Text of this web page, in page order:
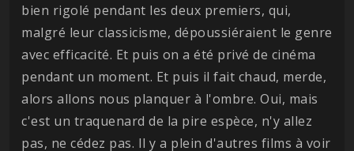
bien rigolé pendant les deux premiers, qui,
malgré leur classicisme, dépoussiéraient le genre
avec efficacité. Et puis on a été privé de cinéma
pendant un moment. Et puis il fait chaud, merde,
alors allons nous planquer à l'ombre. Oui, mais
c'est un traquenard de la pire espèce, n'y allez
pas, ne cédez pas. Il y a plein d'autres films à voir